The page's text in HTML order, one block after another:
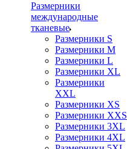
Размерники
международные
тканевые
Размерники S
Размерники M
Размерники L
Размерники XL
Размерники
XXL
Размерники XS
Размерники XXS
Размерники 3XL
Размерники 4XL